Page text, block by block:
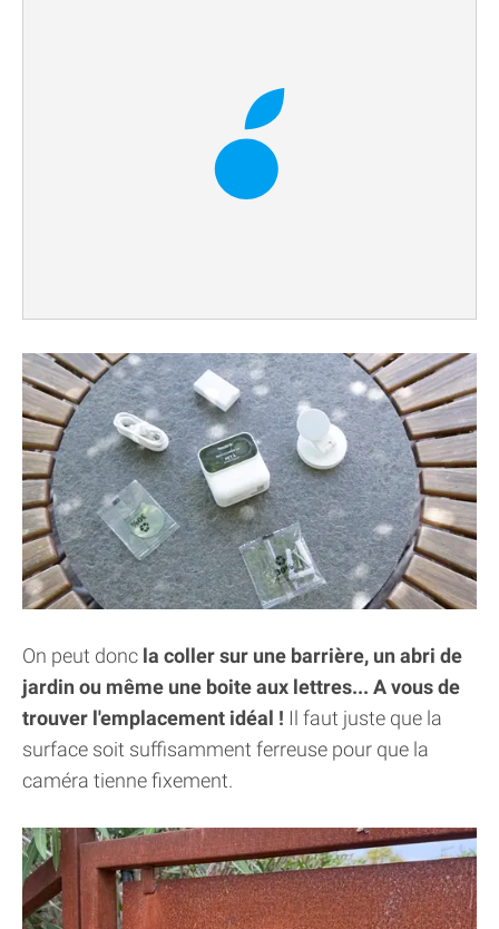
On peut donc la coller sur une barrière, un abri de
jardin ou même une boite aux lettres... A vous de
trouver l'emplacement idéal ! Il faut juste que la
surface soit suffisamment ferreuse pour que la
caméra tienne fixement.